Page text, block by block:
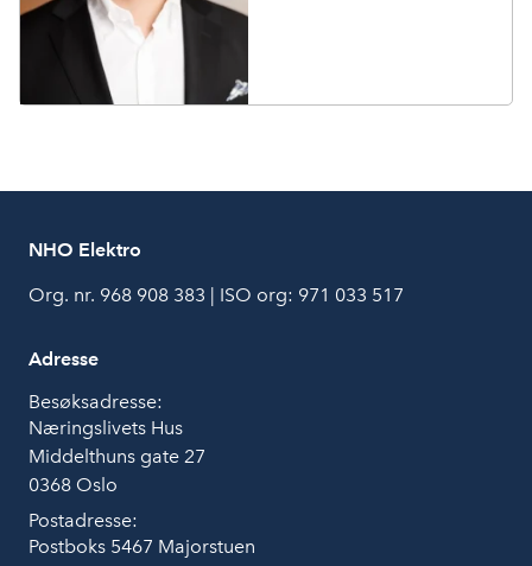
NHO Elektro
Org. nr. 968 908 383 | ISO org: 971 033 517
Adresse
Besøksadresse:
Næringslivets Hus
Middelthuns gate 27
0368 Oslo
Postadresse:
Postboks 5467 Majorstuen